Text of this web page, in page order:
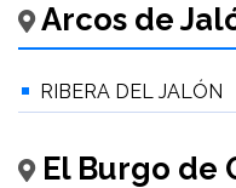
Arcos de
RIBERA DEL JALÓN
El Burgo de